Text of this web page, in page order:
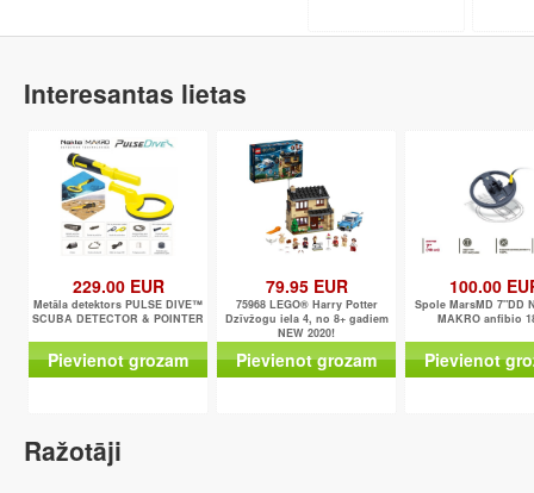
Interesantas lietas
229.00 EUR
Metāla detektors PULSE DIVE™
SCUBA DETECTOR & POINTER
Pievienot grozam
79.95 EUR
75968 LEGO® Harry Potter
Dzīvžogu iela 4, no 8+ gadiem
NEW 2020!
Pievienot grozam
100.00
Spole MarsMD 7"DD
MAKRO anfibio
Pievienot
Ražotāji